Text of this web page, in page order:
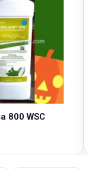
800 WSC